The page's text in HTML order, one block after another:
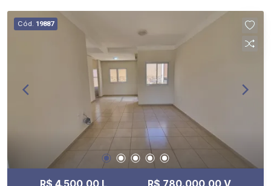
ronda motorizada, praça central com campo de
futebol, quadra de esportes, playground,
academia ao ar livre e salão de festas. - muito
próximo a supermercado Dia e Pão de açúcar,
faculdade Metropolitana, padaria Donna Fiuca,
Buffet Carambola Espaço, Droga Raia e apenas
950m do Shopping Iguatemi.
Cód. 19887